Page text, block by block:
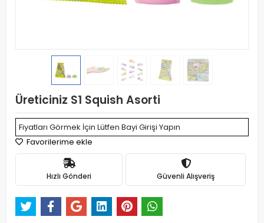
Üreticiniz S1 Squish Asorti
Fiyatları Görmek İçin Lütfen Bayi Girişi Yapın
Favorilerime ekle
Hızlı Gönderi Güvenli Alışveriş